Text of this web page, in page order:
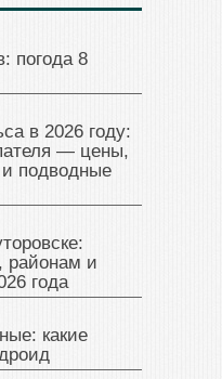
погода 8
в 2026 году:
— цены,
подводные
районам и
года
какие